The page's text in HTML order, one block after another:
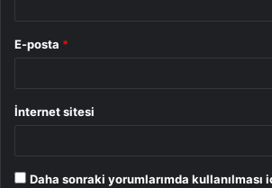
E-posta *
İnternet sitesi
Daha sonraki yorumlarımda kullanılması